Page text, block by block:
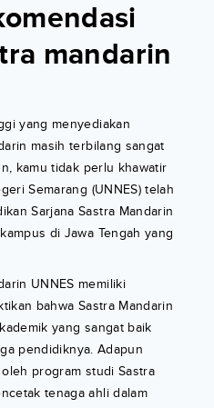
mandarin
yang menyediakan
masih terbilang sangat
kamu tidak perlu khawatir
Semarang (UNNES) telah
Sarjana Sastra Mandarin
di Jawa Tengah yang
UNNES memiliki
bahwa Sastra Mandarin
yang sangat baik
pendidiknya. Adapun
program studi Sastra
tenaga ahli dalam